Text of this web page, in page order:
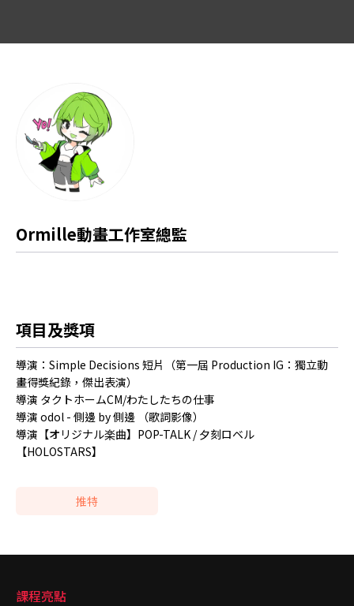
Ormille動畫工作室總監
項目及獎項
導演：Simple Decisions 短片（第一屆 Production IG：獨立動
畫得獎紀錄，傑出表演）
導演 タクトホームCM/わたしたちの仕事
導演 odol - 側邊 by 側邊 （歌詞影像）
導演【オリジナル楽曲】POP-TALK / 夕刻ロベル
【HOLOSTARS】
推特
課程亮點